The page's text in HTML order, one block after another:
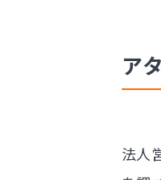
ア
法人